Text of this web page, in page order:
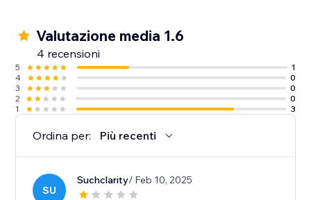
Valutazione media 1.6
4 recensioni
5
1
4
0
3
0
2
0
1
3
Ordina per: Più recenti
SU
Suchclarity/ Feb 10, 2025